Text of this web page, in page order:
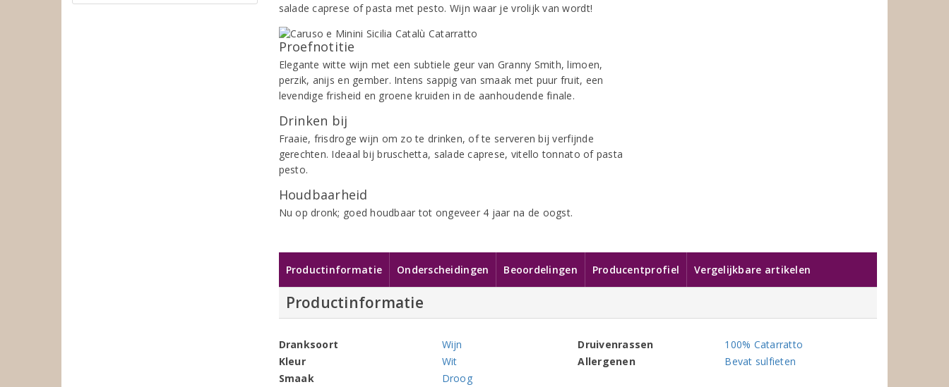
salade caprese of pasta met pesto. Wijn waar je vrolijk van wordt!
Proefnotitie
Elegante witte wijn met een subtiele geur van Granny Smith, limoen,
perzik, anijs en gember. Intens sappig van smaak met puur fruit, een
levendige frisheid en groene kruiden in de aanhoudende finale.
Drinken bij
Fraaie, frisdroge wijn om zo te drinken, of te serveren bij verfijnde
gerechten. Ideaal bij bruschetta, salade caprese, vitello tonnato of pasta
pesto.
Houdbaarheid
Nu op dronk; goed houdbaar tot ongeveer 4 jaar na de oogst.
Productinformatie Onderscheidingen Beoordelingen Producentprofiel Vergelijkbare artikelen
Productinformatie
Dranksoort
Wijn
Kleur
Wit
Smaak
Droog
Druivenrassen
100% Catarratto
Allergenen
Bevat sulfieten